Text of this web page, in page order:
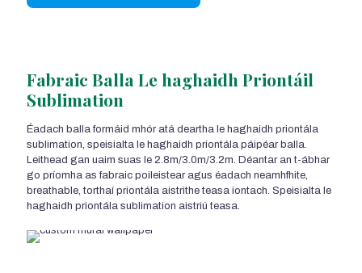
Fabraic Balla Le haghaidh Priontáil
Sublimation
Éadach balla formáid mhór atá deartha le haghaidh priontála
sublimation, speisialta le haghaidh priontála páipéar balla.
Leithead gan uaim suas le 2.8m/3.0m/3.2m. Déantar an t-ábhar
go príomha as fabraic poileistear agus éadach neamhfhite,
breathable, torthaí priontála aistrithe teasa iontach. Speisialta le
haghaidh priontála sublimation aistriú teasa.